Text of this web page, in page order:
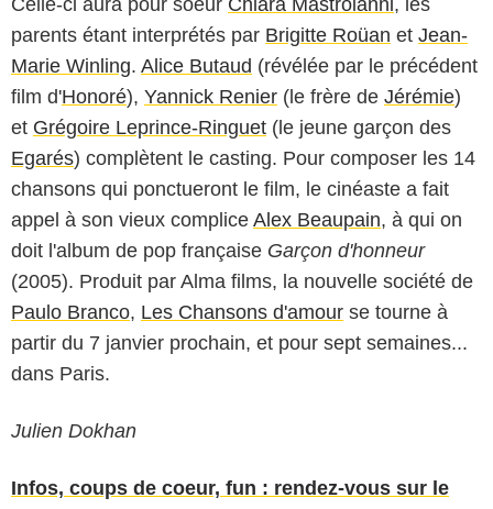
Celle-ci aura pour soeur Chiara Mastroianni , les
parents étant interprétés par Brigitte Roüan et Jean-
Marie Winling. Alice Butaud (révélée par le précédent
film d'Honoré), Yannick Renier (le frère de Jérémie)
et Grégoire Leprince-Ringuet (le jeune garçon des
Egarés) complètent le casting. Pour composer les 14
chansons qui ponctueront le film, le cinéaste a fait
appel à son vieux complice Alex Beaupain, à qui on
doit l'album de pop française Garçon d'honneur
(2005). Produit par Alma films, la nouvelle société de
Paulo Branco, Les Chansons d'amour se tourne à
partir du 7 janvier prochain, et pour sept semaines...
dans Paris.
Julien Dokhan
Infos, coups de coeur, fun : rendez-vous sur le